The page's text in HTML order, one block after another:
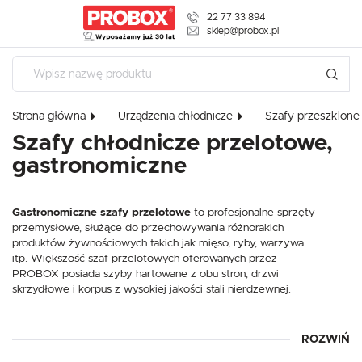
22 77 33 894
sklep@probox.pl
Strona główna Urządzenia chłodnicze Szafy przeszklone
Szafy chłodnicze przelotowe,
gastronomiczne
Gastronomiczne szafy przelotowe to profesjonalne sprzęty
przemysłowe, służące do przechowywania różnorakich
produktów żywnościowych takich jak mięso, ryby, warzywa
itp. Większość szaf przelotowych oferowanych przez
PROBOX posiada szyby hartowane z obu stron, drzwi
skrzydłowe i korpus z wysokiej jakości stali nierdzewnej.
Każde z urządzeń przez nas oferowanych zostało
ROZWIŃ
Szanujemy Twoją prywatność. Możesz zmienić ustawienia
dowolnym momencie możesz dokonać zmiany swoich ustawień.
USTAWIENIA REGIONALNE
Lokalizacja
Polska
polski
Waluta
ZAPISZ